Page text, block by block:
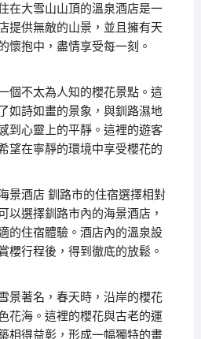
在大雪山山頂的溫泉酒店是一
提供無敵的山景，並且擁有天
懷抱中，盡情享受每一刻。
個不太為人知的櫻花景點。這
如詩如畫的景象，與釧路濕地
到心靈上的平靜。這裡的遊客
望在寧靜的環境中享受櫻花的
景酒店 釧路市的住宿選擇相對
以選擇釧路市內的海景酒店，
的住宿體驗。酒店內的溫泉設
櫻行程後，得到徹底的放鬆。
景著名，春天時，沿岸的櫻花
花海。這裡的櫻花與古老的運
相得益彰，形成一幅獨特的畫